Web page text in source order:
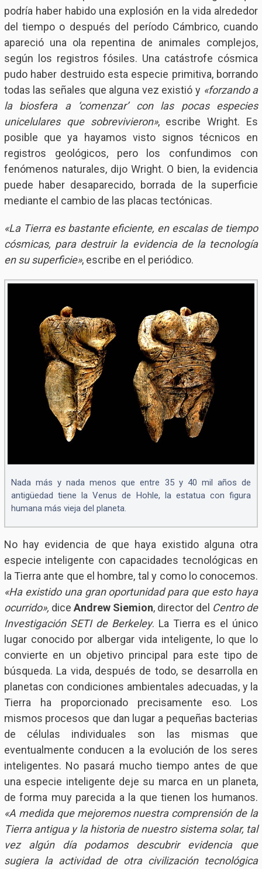
podría haber habido una explosión en la vida alrededor
del tiempo o después del período Cámbrico, cuando
apareció una ola repentina de animales complejos,
según los registros fósiles. Una catástrofe cósmica
pudo haber destruido esta especie primitiva, borrando
todas las señales que alguna vez existió y «forzando a
la biosfera a ‘comenzar’ con las pocas especies
unicelulares que sobrevivieron», escribe Wright. Es
posible que ya hayamos visto signos técnicos en
registros geológicos, pero los confundimos con
fenómenos naturales, dijo Wright. O bien, la evidencia
puede haber desaparecido, borrada de la superficie
mediante el cambio de las placas tectónicas.
«La Tierra es bastante eficiente, en escalas de tiempo
cósmicas, para destruir la evidencia de la tecnología
en su superficie», escribe en el periódico.
Nada más y nada menos que entre 35 y 40 mil años de
antigüedad tiene la Venus de Hohle, la estatua con figura
humana más vieja del planeta.
No hay evidencia de que haya existido alguna otra
especie inteligente con capacidades tecnológicas en
la Tierra ante que el hombre, tal y como lo conocemos.
«Ha existido una gran oportunidad para que esto haya
ocurrido», dice Andrew Siemion, director del Centro de
Investigación SETI de Berkeley. La Tierra es el único
lugar conocido por albergar vida inteligente, lo que lo
convierte en un objetivo principal para este tipo de
búsqueda. La vida, después de todo, se desarrolla en
planetas con condiciones ambientales adecuadas, y la
Tierra ha proporcionado precisamente eso. Los
mismos procesos que dan lugar a pequeñas bacterias
de células individuales son las mismas que
eventualmente conducen a la evolución de los seres
inteligentes. No pasará mucho tiempo antes de que
una especie inteligente deje su marca en un planeta,
de forma muy parecida a la que tienen los humanos.
«A medida que mejoremos nuestra comprensión de la
Tierra antigua y la historia de nuestro sistema solar, tal
vez algún día podamos descubrir evidencia que
sugiera la actividad de otra civilización tecnológica